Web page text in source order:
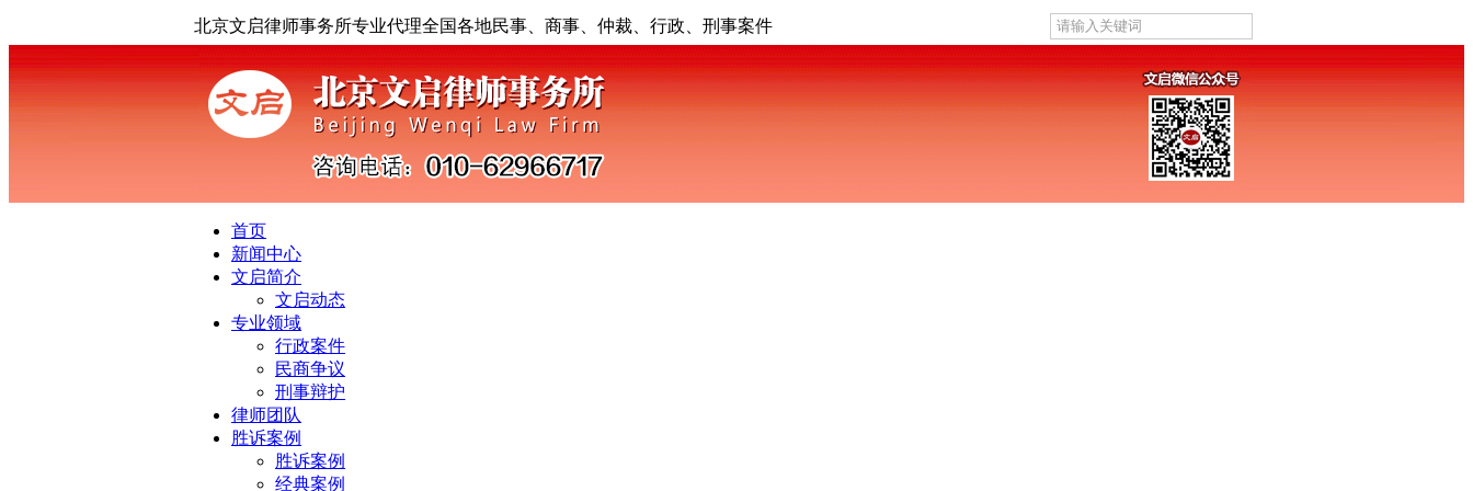
北京文启律师事务所专业代理全国各地民事、商事、仲裁、行政、刑事案件
首页
新闻中心
文启简介
文启动态
专业领域
行政案件
民商争议
刑事辩护
律师团队
胜诉案例
胜诉案例
经典案例